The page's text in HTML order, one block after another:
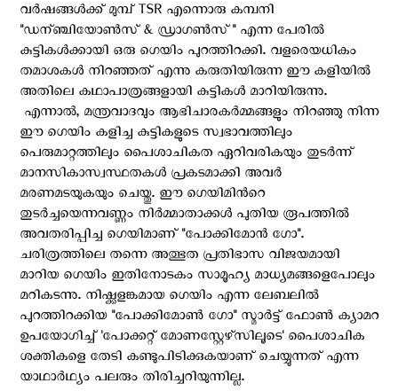
വര്‍ഷങ്ങള്‍ക്ക് മുമ്പ് TSR എന്നൊരു കമ്പനി
"ഡന്ഞ്ചി‍യോണ്‍‍സ്‍ & ഡ്രാഗണ്‍സ്" എന്ന പേരില്‍
കുട്ടികള്‍ക്കായി ഒരു ഗെയിം പുറത്തിറക്കി. വളരെയധികം
തമാശകള്‍ നിറഞ്ഞത് എന്നു കരുതിയിരുന്ന ഈ കളിയില്‍
അതിലെ കഥാപാത്രങ്ങളായി കുട്ടികള്‍ മാറിയിരുന്നു.
എന്നാല്‍, മന്ത്രവാദവും ആഭിചാരകര്‍മ്മങ്ങളും നിറഞ്ഞു നിന്ന
ഈ ഗെയിം കളിച്ച കുട്ടികളുടെ സ്വഭാവത്തിലും
പെരുമാറ്റത്തിലും പൈശാചികത ഏറിവരികയും തുടര്‍ന്ന്
മാനസികാസ്വസ്ഥതകള്‍ പ്രകടമാക്കി അവര്‍
മരണമടയുകയും ചെയ്തു. ഈ ഗെയിമിന്‍റെ
തുടര്‍ച്ചയെന്നവണ്ണം നിര്‍മ്മാതാക്കള്‍ പുതിയ രൂപത്തില്‍
അവതരിപ്പിച്ച ഗെയിമാണ് "പോക്കിമോന്‍ ഗോ".
ചരിത്രത്തിലെ തന്നെ അത്ഭുത പ്രതിഭാസ വിജയമായി
മാറിയ ഗെയിം ഇതിനോടകം സാമൂഹ്യ മാധ്യമങ്ങളെപോലും
മറികടന്നു. നിഷ്ക്കളങ്കമായ ഗെയിം എന്ന ലേബലിൽ
പുറത്തിറക്കിയ "പോക്കിമോൺ ഗോ" സ്മാര്‍ട്ട് ഫോണ്‍ ക്യാമറ
ഉപയോഗിച്ച് 'പോക്കറ്റ് മോണസ്റ്റേഴ്‌സിലൂടെ' പൈശാചിക
ശക്തികളെ തേടി കണ്ടുപിടിക്കുകയാണ് ചെയ്യുന്നത് എന്ന
യാഥാർഥ്യം പലരും തിരിച്ചറിയുന്നില്ല.